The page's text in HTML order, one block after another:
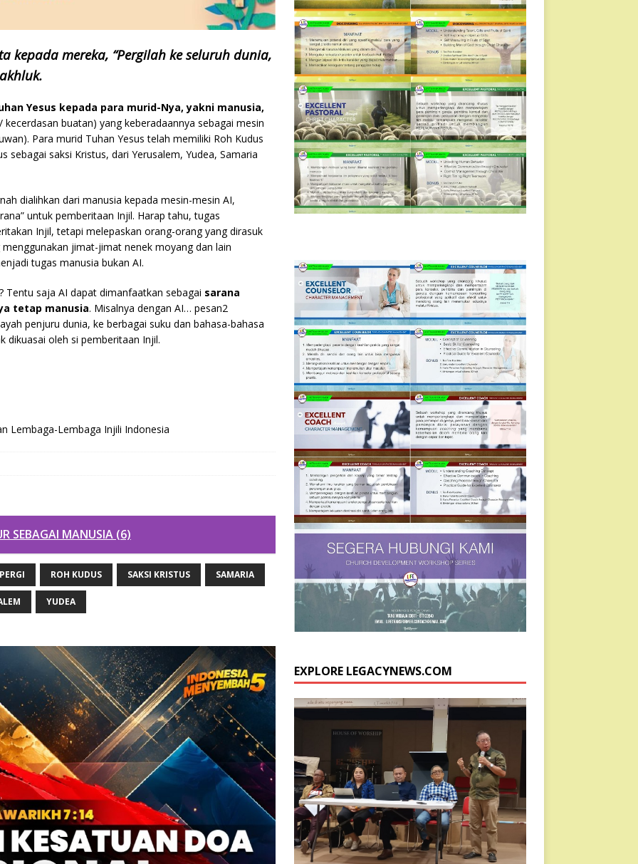
kepada mereka, “Pergilah ke seluruh dunia,
Yesus kepada para murid-Nya, yakni manusia,
kecerdasan buatan) yang keberadaannya sebagai mesin
Para murid Tuhan Yesus telah memiliki Roh Kudus
saksi Kristus, dari Yerusalem, Yudea, Samaria
dialihkan dari manusia kepada mesin-mesin AI,
untuk pemberitaan Injil. Harap tahu, tugas
Injil, tetapi melepaskan orang-orang yang dirasuk
jimat-jimat nenek moyang dan lain
tugas manusia bukan AI.
Tentu saja AI dapat dimanfaatkan sebagai sarana
tetap manusia. Misalnya dengan AI… pesan2
penjuru dunia, ke berbagai suku dan bahasa-bahasa
dikuasai oleh si pemberitaan Injil.
Lembaga-Lembaga Injili Indonesia
SEBAGAI MANUSIA (6)
PERGI ROH KUDUS SAKSI KRISTUS SAMARIA
YUDEA
EXPLORE LEGACYNEWS.COM